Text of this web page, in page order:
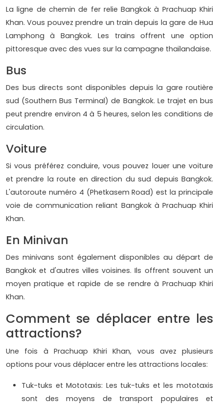
La ligne de chemin de fer relie Bangkok à Prachuap Khiri
Khan. Vous pouvez prendre un train depuis la gare de Hua
Lamphong à Bangkok. Les trains offrent une option
pittoresque avec des vues sur la campagne thaïlandaise.
Bus
Des bus directs sont disponibles depuis la gare routière
sud (Southern Bus Terminal) de Bangkok. Le trajet en bus
peut prendre environ 4 à 5 heures, selon les conditions de
circulation.
Voiture
Si vous préférez conduire, vous pouvez louer une voiture
et prendre la route en direction du sud depuis Bangkok.
L'autoroute numéro 4 (Phetkasem Road) est la principale
voie de communication reliant Bangkok à Prachuap Khiri
Khan.
En Minivan
Des minivans sont également disponibles au départ de
Bangkok et d'autres villes voisines. Ils offrent souvent un
moyen pratique et rapide de se rendre à Prachuap Khiri
Khan.
Comment se déplacer entre les
attractions?
Une fois à Prachuap Khiri Khan, vous avez plusieurs
options pour vous déplacer entre les attractions locales:
Tuk-tuks et Mototaxis: Les tuk-tuks et les mototaxis
sont des moyens de transport populaires et